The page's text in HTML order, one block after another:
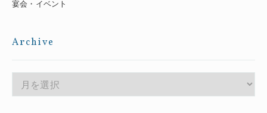
宴会・イベント
Archive